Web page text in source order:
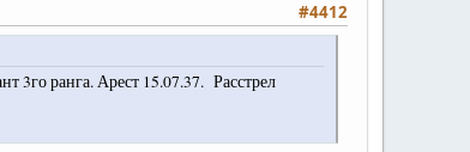
#4412
ранга. Арест 15.07.37. Расстрел